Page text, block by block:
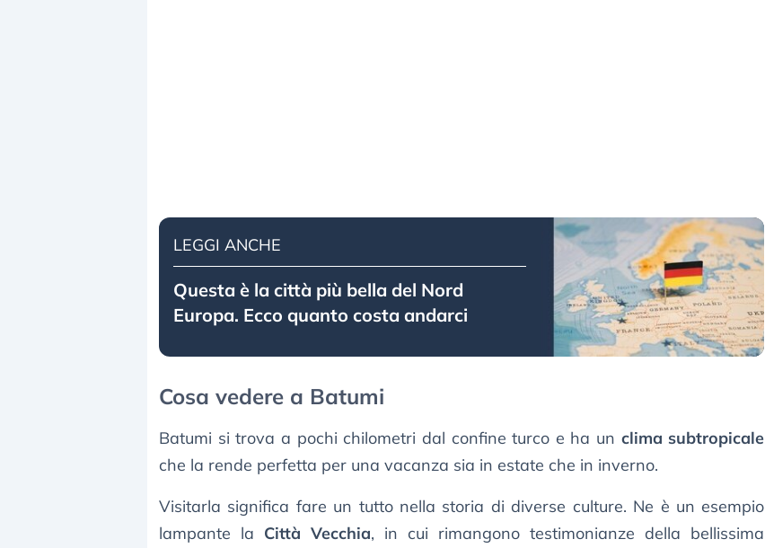
LEGGI ANCHE
Questa è la città più bella del Nord
Europa. Ecco quanto costa andarci
Cosa vedere a Batumi
Batumi si trova a pochi chilometri dal confine turco e ha un clima subtropicale
che la rende perfetta per una vacanza sia in estate che in inverno.
Visitarla significa fare un tutto nella storia di diverse culture. Ne è un esempio
lampante la Città Vecchia, in cui rimangono testimonianze della bellissima